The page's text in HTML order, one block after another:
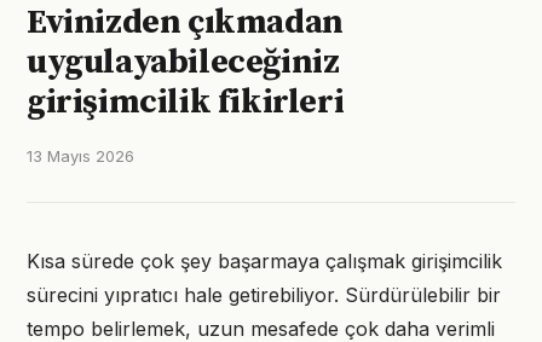
Evinizden çıkmadan
uygulayabileceğiniz
girişimcilik fikirleri
13 Mayıs 2026
Kısa sürede çok şey başarmaya çalışmak girişimcilik
sürecini yıpratıcı hale getirebiliyor. Sürdürülebilir bir
tempo belirlemek, uzun mesafede çok daha verimli